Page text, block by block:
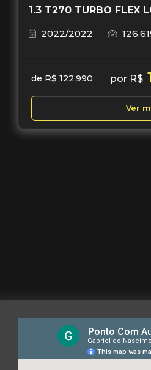
1.3 T270 TURBO FLEX
2022/2022
de R$ 122.990 por R$
Ver